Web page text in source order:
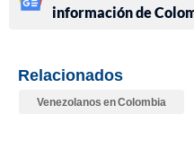
información de
Relacionados
Venezolanos en Colombia